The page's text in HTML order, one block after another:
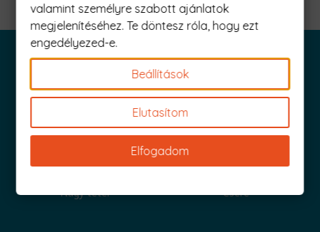
Iratkozz fel és küldjük is az 1000 Ft értékű kuponod!
Nagy tétel Csere
valamint személyre szabott ajánlatok
megjelenítéséhez. Te döntesz róla, hogy ezt
engedélyezed-e.
Beállítások
Elutasítom
Elfogadom